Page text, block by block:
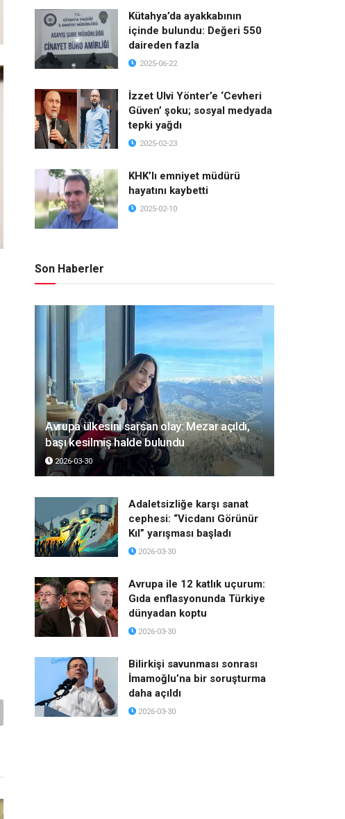
Kütahya’da ayakkabının
içinde bulundu: Değeri 550
daireden fazla
2025-06-22
İzzet Ulvi Yönter’e ‘Cevheri
Güven’ şoku; sosyal medyada
tepki yağdı
2025-02-23
KHK’lı emniyet müdürü
hayatını kaybetti
2025-02-10
Son Haberler
Avrupa ülkesini sarsan olay: Mezar açıldı,
başı kesilmiş halde bulundu
2026-03-30
Adaletsizliğe karşı sanat
cephesi: “Vicdanı Görünür
Kıl” yarışması başladı
2026-03-30
Avrupa ile 12 katlık uçurum:
Gıda enflasyonunda Türkiye
dünyadan koptu
2026-03-30
Bilirkişi savunması sonrası
İmamoğlu’na bir soruşturma
daha açıldı
2026-03-30